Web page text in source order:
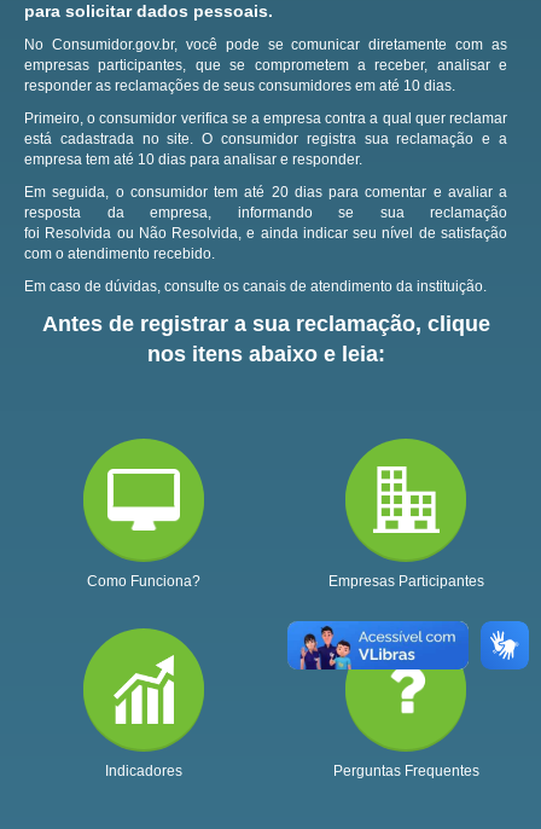
para solicitar dados pessoais.
No Consumidor.gov.br, você pode se comunicar diretamente com as
empresas participantes, que se comprometem a receber, analisar e
responder as reclamações de seus consumidores em até 10 dias.
Primeiro, o consumidor verifica se a empresa contra a qual quer reclamar
está cadastrada no site.O consumidor registra sua reclamação e a
empresa tem até 10 dias para analisar e responder.
Em seguida, o consumidor tem até 20 dias para comentar e avaliar a
resposta da empresa, informando se sua reclamação
foi Resolvida ou Não Resolvida, e ainda indicar seu nível de satisfação
com o atendimento recebido.
Em caso de dúvidas, consulte os canais de atendimento da instituição.
Antes de registrar a sua reclamação, clique
nos itens abaixo e leia:
Como Funciona? Empresas Participantes
Indicadores Perguntas Frequentes